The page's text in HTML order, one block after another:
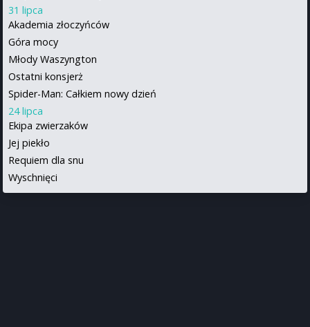
31 lipca
Akademia złoczyńców
Góra mocy
Młody Waszyngton
Ostatni konsjerż
Spider-Man: Całkiem nowy dzień
24 lipca
Ekipa zwierzaków
Jej piekło
Requiem dla snu
Wyschnięci